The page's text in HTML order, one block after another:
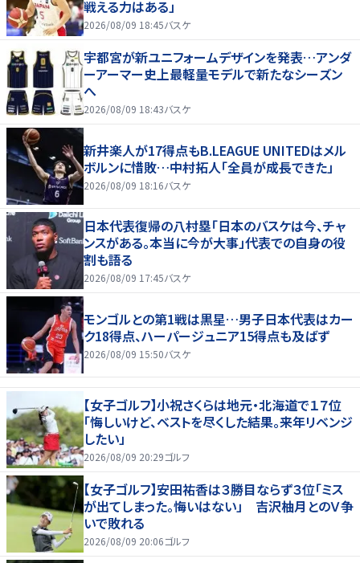
戦える力はある」
2026/08/09 18:45バスケ
宇都宮が新ユニフォームデザインを発表…アンダ
ーアーマー史上最軽量モデルで新たなシーズン
へ
2026/08/09 18:43バスケ
新井楽人が17得点もB.LEAGUE UNITEDはメル
ボルンに惜敗…中村拓人「全員が成長できた」
2026/08/09 18:16バスケ
日本代表復帰の八村塁「日本のバスケは今、チャ
ンスがある。本当に今が大事」代表での自身の役
割も語る
2026/08/09 17:45バスケ
モンゴルとの第1戦は黒星…男子日本代表はカー
ク18得点、ハーパージュニア15得点も及ばず
2026/08/09 15:50バスケ
【女子ゴルフ】小祝さくらは地元・北海道で１７位
「悔しいけど、ベストを尽くした結果。来年リベンジ
したい」
2026/08/09 20:29ゴルフ
【女子ゴルフ】安田祐香は３勝目ならず３位「ミス
が出てしまった。悔いはない」 吉沢柚月とのＶ争
いで敗れる
2026/08/09 20:06ゴルフ